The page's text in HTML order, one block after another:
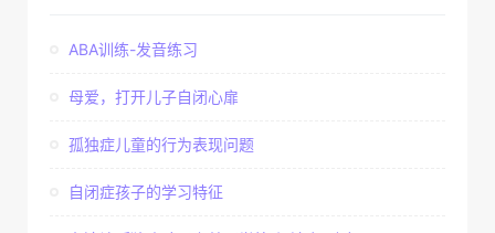
ABA训练-发音练习
母爱，打开儿子自闭心扉
孤独症儿童的行为表现问题
自闭症孩子的学习特征